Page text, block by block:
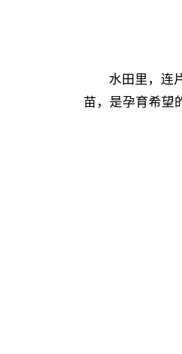
水田里，连
苗，是孕育希望